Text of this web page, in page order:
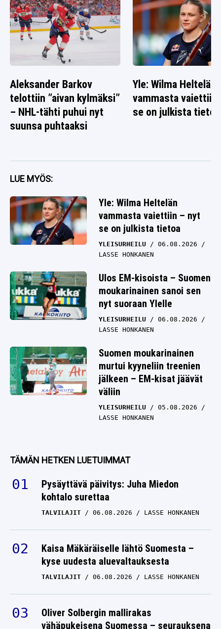
Aleksander Barkov
telottiin ”aivan kylmäksi”
– NHL-tähti puhui nyt
suunsa puhtaaksi
Yle: Wilma Heltelän
vammasta vaiettiin
se on julkista tietoa
LUE MYÖS:
Yle: Wilma Heltelän
vammasta vaiettiin – nyt
se on julkista tietoa
YLEISURHEILU
06.08.2026
LASSE HONKANEN
Ulos EM-kisoista – Suomen
moukarinainen sanoi sen
nyt suoraan Ylelle
YLEISURHEILU
06.08.2026
LASSE HONKANEN
Suomen moukarinainen
murtui kyyneliin treenien
jälkeen – EM-kisat jäävät
väliin
YLEISURHEILU
05.08.2026
LASSE HONKANEN
TÄMÄN HETKEN LUETUIMMAT
Pysäyttävä päivitys: Juha Miedon
kohtalo surettaa
TALVILAJIT 06.08.2026 LASSE HONKANEN
Kaisa Mäkäräiselle lähtö Suomesta –
kyse uudesta aluevaltauksesta
TALVILAJIT 06.08.2026 LASSE HONKANEN
Oliver Solbergin mallirakas
vähäpukeisena Suomessa – seurauksena